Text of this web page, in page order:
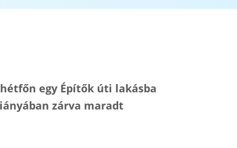
egy Építők úti lakásba
zárva maradt